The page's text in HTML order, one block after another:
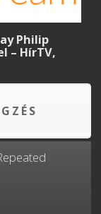
Philip
– HírTV,